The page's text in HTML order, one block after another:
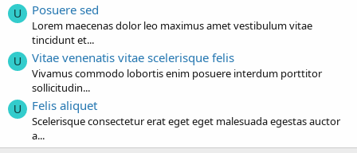
U Posuere sed
Lorem maecenas dolor leo maximus amet vestibulum vitae
tincidunt et...
U Vitae venenatis vitae scelerisque felis
Vivamus commodo lobortis enim posuere interdum porttitor
sollicitudin...
U Felis aliquet
Scelerisque consectetur erat eget eget malesuada egestas auctor
a...